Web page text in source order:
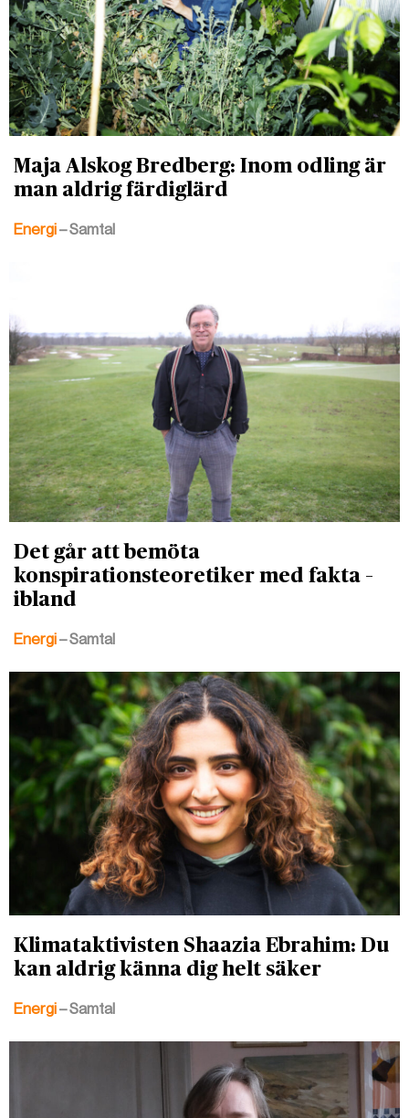
Maja Alskog Bredberg: Inom odling är
man aldrig färdiglärd
Energi– Samtal
Det går att bemöta
konspirationsteoretiker med fakta –
ibland
Energi– Samtal
Klimataktivisten Shaazia Ebrahim: Du
kan aldrig känna dig helt säker
Energi– Samtal